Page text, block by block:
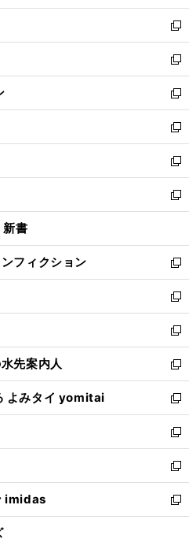
開
く
ウ
で
開
く
ン
ド
ウ
で
開
く
新
し
い
ウ
ィ
ン
ド
ウ
で
開
く
新
し
い
ウ
ィ
ン
ド
ウ
で
開
新
し
い
ウ
ィ
ン
ド
ウ
開
く
新
し
い
ウ
ィ
ン
ウ
で
開
く
新
し
い
ウ
ン
ド
ウ
で
開
く
新
し
ウ
ィ
ン
ド
ウ
で
開
く
新書
フィクション
新
し
い
ウ
ィ
ン
ド
ウ
で
開
く
新
し
い
ウ
ィ
ン
ド
ウ
で
開
く
新
し
い
ウ
ィ
ン
ド
ウ
で
開
く
先案内人
新
し
い
ウ
ィ
ン
ド
ウ
で
開
よみタイ yomitai
新
し
い
ウ
ィ
ン
ド
ウ
新
し
い
ウ
ィ
ン
新
し
い
ウ
imidas
新
し